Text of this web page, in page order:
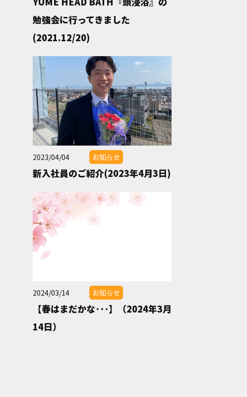
勉強会に行ってきました
(2021.12/20)
2023/04/04 お知らせ
新入社員のご紹介(2023年4月3日)
2024/03/14 お知らせ
【春はまだかな･･･】（2024年3月
14日）